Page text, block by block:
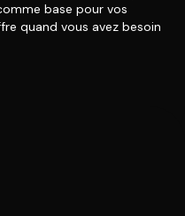
base pour vos
quand vous avez besoin